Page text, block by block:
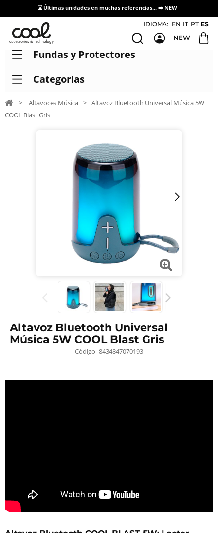
⌛ Últimas unidades en muchas referencias... ➡️ NEW
Acceso / Registro Distribuidores
IDIOMA: EN IT PT ES
NEW
Fundas y Protectores
Categorías
> Altavoces Música > Altavoz Bluetooth Universal Música 5W
COOL Blast Gris
Altavoz Bluetooth Universal
Música 5W COOL Blast Gris
Código 8434847070193